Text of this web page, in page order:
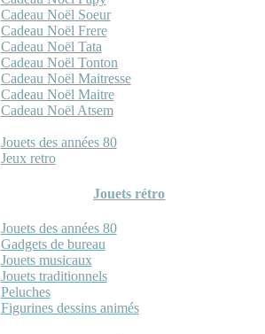
Cadeau Noël Soeur
Cadeau Noël Frere
Cadeau Noël Tata
Cadeau Noël Tonton
Cadeau Noël Maitresse
Cadeau Noël Maitre
Cadeau Noël Atsem
Jouets des années 80
Jeux retro
Jouets rétro
Jouets des années 80
Gadgets de bureau
Jouets musicaux
Jouets traditionnels
Peluches
Figurines dessins animés